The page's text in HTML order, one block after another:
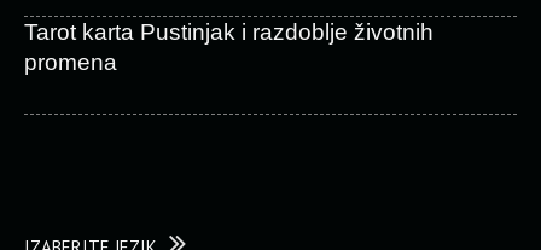
Tarot karta Pustinjak i razdoblje životnih
promena